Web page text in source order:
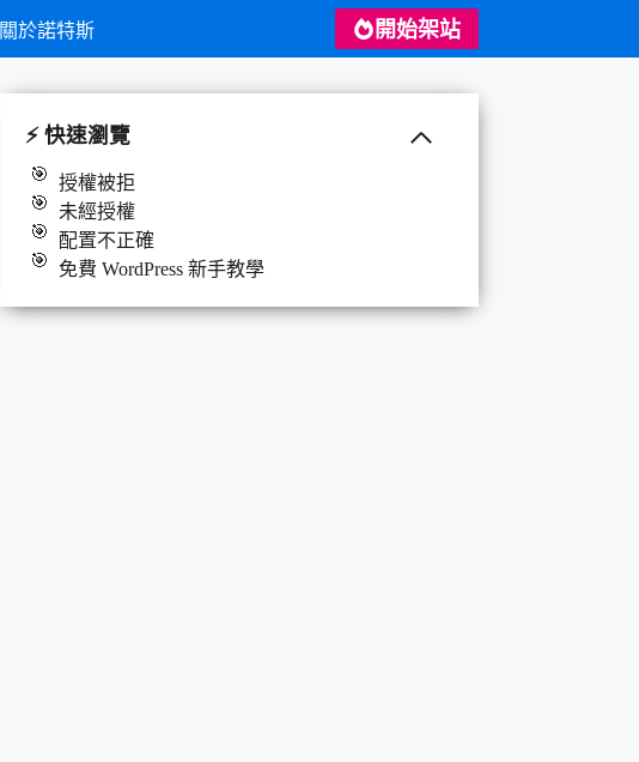
關於諾特斯 開始架站
⚡ 快速瀏覽
授權被拒
未經授權
配置不正確
免費 WordPress 新手教學